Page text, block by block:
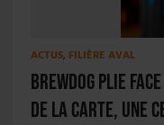
ACTUS, FILIÈRE AVAL
BrewDog plie
de la carte, une